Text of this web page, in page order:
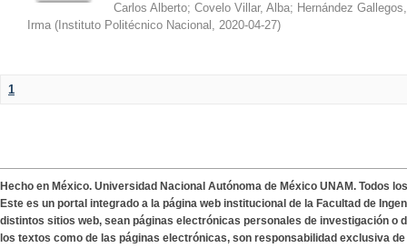
Carlos Alberto; Covelo Villar, Alba; Hernández
Irma ( Instituto Politécnico Nacional , 2020-04-27)
1
Hecho en México. Universidad Nacional Autónoma de México UNAM. Todos
Este es un portal integrado a la página web institucional de la Facultad de
distintos sitios web, sean páginas electrónicas personales de investigación o
los textos como de las páginas electrónicas, son responsabilidad exclusiva